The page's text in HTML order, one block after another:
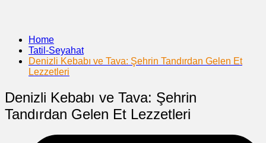
Home
Tatil-Seyahat
Denizli Kebabı ve Tava: Şehrin Tandırdan Gelen Et
Lezzetleri
Denizli Kebabı ve Tava: Şehrin
Tandırdan Gelen Et Lezzetleri